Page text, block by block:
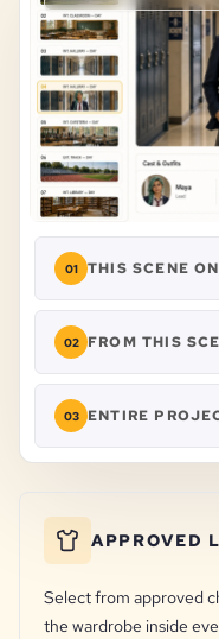
01 THIS SCENE
02 FROM THIS
03 ENTIRE
APPROVED
Select from approved
the wardrobe inside